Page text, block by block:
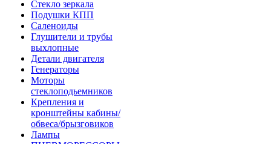
Стекло зеркала
Подушки КПП
Саленоиды
Глушители и трубы
выхлопные
Детали двигателя
Генераторы
Моторы
стеклоподьемников
Крепления и
кронштейны кабины/
обвеса/брызговиков
Лампы